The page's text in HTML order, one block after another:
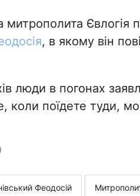
Євлогія
, в якому він
люди в погонах
коли поїдете туди,
Феодосій